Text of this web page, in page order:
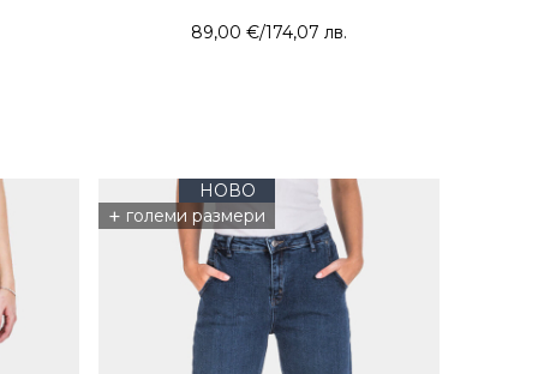
89,00 €/174,07 лв.
НОВО
+ големи размери